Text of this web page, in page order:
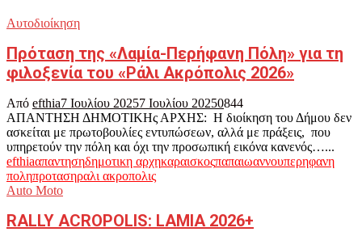
Αυτοδιοίκηση
Πρόταση της «Λαμία-Περήφανη Πόλη» για τη
φιλοξενία του «Ράλι Ακρόπολις 2026»
Από efthia7 Ιουλίου 20257 Ιουλίου 20250844
ΑΠΑΝΤΗΣΗ ΔΗΜΟΤΙΚΗς ΑΡΧΗΣ: Η διοίκηση του Δήμου δεν
ασκείται με πρωτοβουλίες εντυπώσεων, αλλά με πράξεις, που
υπηρετούν την πόλη και όχι την προσωπική εικόνα κανενός…...
efthiaαπαντησηδημοτικη αρχηκαραισκοςπαπαιωαννουπερηφανη
ποληπροτασηραλι ακροπολις
Auto Moto
RALLY ACROPOLIS: LAMIA 2026+